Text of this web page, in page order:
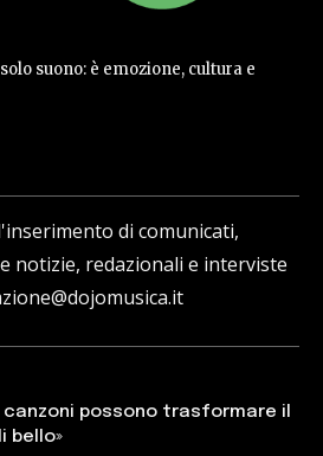
suono: è emozione, cultura e
di comunicati,
notizie, redazionali e interviste
canzoni possono trasformare il
bello»